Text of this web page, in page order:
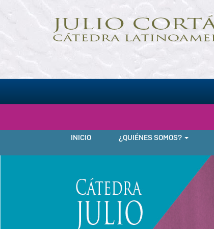
NAVEGACIÓN
PRINCIPAL
INICIO ¿QUIÉNES SOMOS?